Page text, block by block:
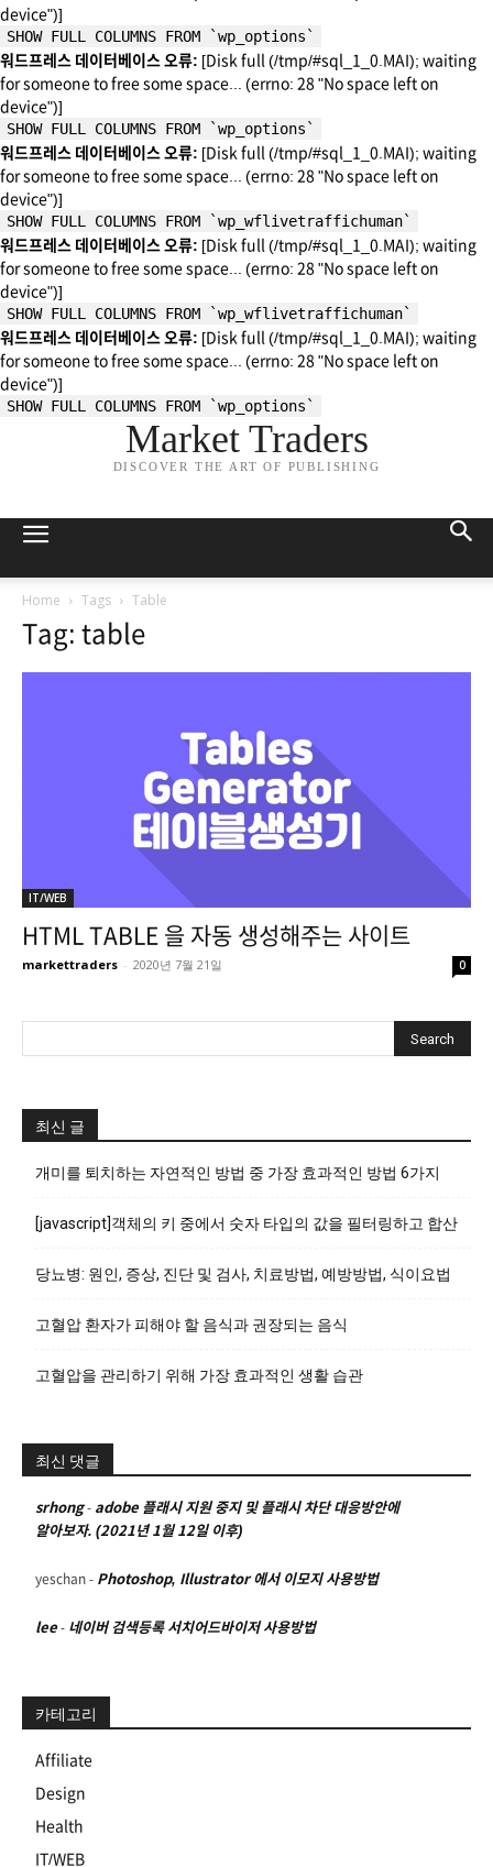
device")]
SHOW FULL COLUMNS FROM `wp_options`
워드프레스 데이터베이스 오류: [Disk full (/tmp/#sql_1_0.MAI); waiting
for someone to free some space... (errno: 28 "No space left on
device")]
SHOW FULL COLUMNS FROM `wp_options`
워드프레스 데이터베이스 오류: [Disk full (/tmp/#sql_1_0.MAI); waiting
for someone to free some space... (errno: 28 "No space left on
device")]
SHOW FULL COLUMNS FROM `wp_wflivetraffichuman`
워드프레스 데이터베이스 오류: [Disk full (/tmp/#sql_1_0.MAI); waiting
for someone to free some space... (errno: 28 "No space left on
device")]
SHOW FULL COLUMNS FROM `wp_wflivetraffichuman`
워드프레스 데이터베이스 오류: [Disk full (/tmp/#sql_1_0.MAI); waiting
for someone to free some space... (errno: 28 "No space left on
device")]
SHOW FULL COLUMNS FROM `wp_options`
Market Traders
DISCOVER THE ART OF PUBLISHING
Home Tags Table
Tag: table
IT/WEB
HTML TABLE 을 자동 생성해주는 사이트
markettraders - 2020년 7월 21일 0
최신 글
개미를 퇴치하는 자연적인 방법 중 가장 효과적인 방법 6가지
[javascript]객체의 키 중에서 숫자 타입의 값을 필터링하고 합산
당뇨병: 원인, 증상, 진단 및 검사, 치료방법, 예방방법, 식이요법
고혈압 환자가 피해야 할 음식과 권장되는 음식
고혈압을 관리하기 위해 가장 효과적인 생활 습관
최신 댓글
srhong- adobe 플래시 지원 중지 및 플래시 차단 대응방안에
알아보자. (2021년 1월 12일 이후)
yeschan - Photoshop, Illustrator 에서 이모지 사용방법
lee - 네이버 검색등록 서치어드바이저 사용방법
카테고리
Affiliate
Design
Health
IT/WEB